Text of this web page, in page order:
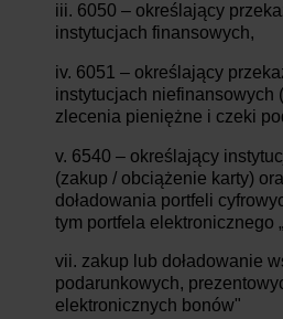
iii. 6050 – określający
instytucjach finansowych,
iv. 6051 – określający
instytucjach niefinansowych
zlecenia pieniężne i czeki
v. 6540 – określający
(zakup / obciążenie karty)
doładowania portfeli
tym portfela elektronicznego
vii. zakup lub doładowanie
podarunkowych,
elektronicznych bonów"